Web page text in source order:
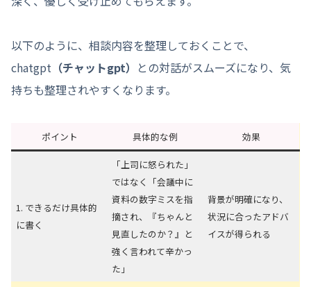
以下のように、相談内容を整理しておくことで、
chatgpt （チャットgpt） との対話がスムーズになり、気
持ちも整理されやすくなります。
ポイント 具体的な例 効果
1. できるだけ具体的
に書く
「上司に怒られた」
ではなく「会議中に
資料の数字ミスを指
摘され、『ちゃんと
見直したのか？』と
強く言われて辛かっ
た」
背景が明確になり、
状況に合ったアドバ
イスが得られる